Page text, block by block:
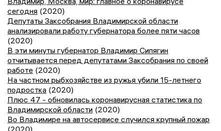
сегодня (2020)
Депутаты Заксобрания Владимирской области
анализировали работу губернатора более пяти часов
(2020)
В эти минуты губернатор Владимир Сипягин
отчитывается перед депутатами Заксобрания по своей
работе (2020)
На частном рыбхозяйстве из ружья убили 15-летнего
подростка (2020)
Плюс 47 - обновилась коронавирусная статистика по
Владимирской области (2020)
Во Владимире на автосервисе случился крупный пожар
(2020)